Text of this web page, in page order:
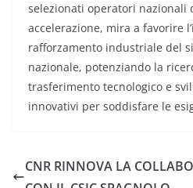
selezionati operatori nazionali
accelerazione, mira a favorire
rafforzamento industriale del
nazionale, potenziando la
trasferimento tecnologico e
innovativi per soddisfare le
CNR RINNOVA LA